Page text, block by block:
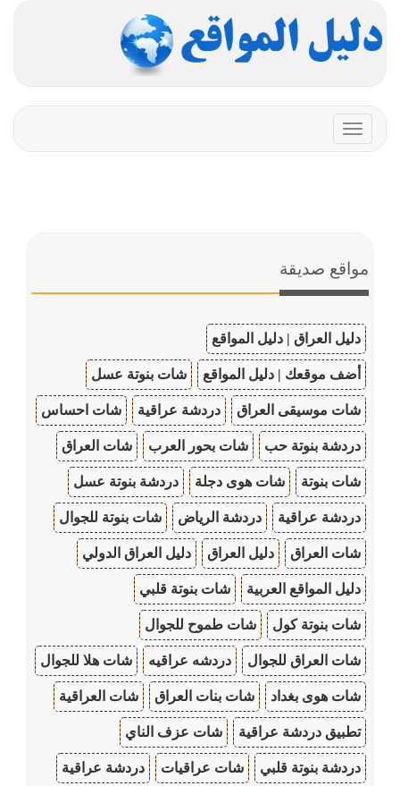
Toggle
navigation
مواقع صديقة
دليل العراق | دليل المواقع
أضف موقعك | دليل المواقع شات بنوتة عسل
شات موسيقى العراق دردشة عراقية شات احساس
دردشة بنوتة حب شات بحور العرب شات العراق
شات بنوتة شات هوى دجلة دردشة بنوتة عسل
دردشة عراقية دردشة الرياض شات بنوتة للجوال
شات العراق دليل العراق دليل العراق الدولي
دليل المواقع العربية شات بنوتة قلبي
شات بنوتة كول شات طموح للجوال
شات العراق للجوال دردشه عراقيه شات هلا للجوال
شات هوى بغداد شات بنات العراق شات العراقية
تطبيق دردشة عراقية شات عزف الناي
دردشة بنوتة قلبي شات عراقيات دردشة عراقية